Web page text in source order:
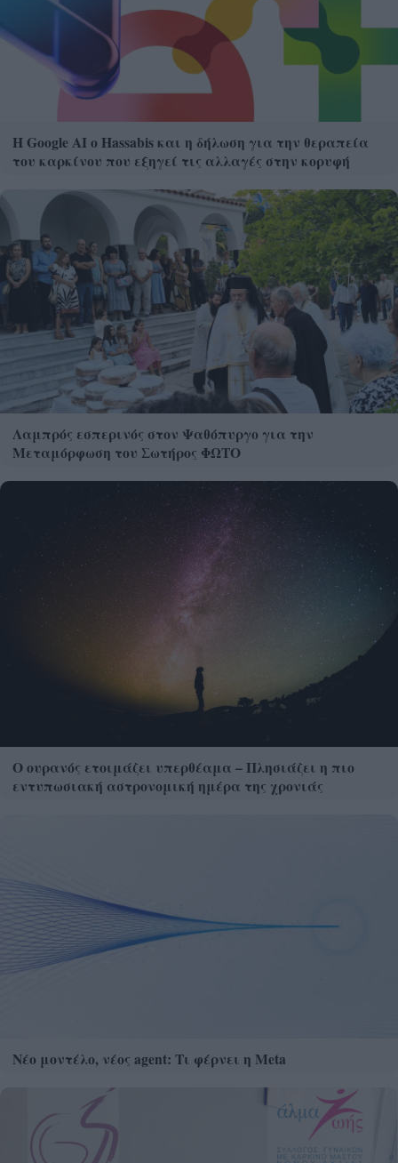
Η Google ΑΙ ο Hassabis και η δήλωση για την θεραπεία
του καρκίνου που εξηγεί τις αλλαγές στην κορυφή
Λαμπρός εσπερινός στον Ψαθόπυργο για την
Μεταμόρφωση του Σωτήρος ΦΩΤΟ
Ο ουρανός ετοιμάζει υπερθέαμα – Πλησιάζει η πιο
εντυπωσιακή αστρονομική ημέρα της χρονιάς
Νέο μοντέλο, νέος agent: Τι φέρνει η Meta